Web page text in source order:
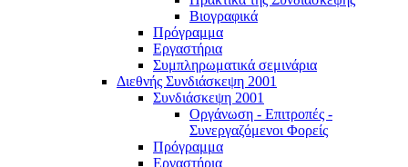
Βιογραφικά
Πρόγραμμα
Εργαστήρια
Συμπληρωματικά σεμινάρια
Διεθνής Συνδιάσκεψη 2001
Συνδιάσκεψη 2001
Οργάνωση - Επιτροπές -
Συνεργαζόμενοι Φορείς
Πρόγραμμα
Εργαστήρια